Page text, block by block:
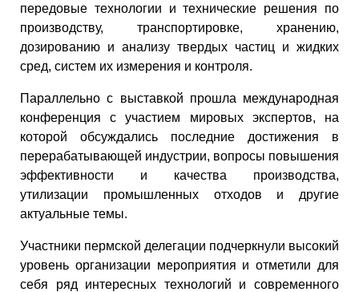
передовые технологии и технические решения по
производству, транспортировке, хранению,
дозированию и анализу твердых частиц и жидких
сред, систем их измерения и контроля.
Параллельно с выставкой прошла международная
конференция с участием мировых экспертов, на
которой обсуждались последние достижения в
перерабатывающей индустрии, вопросы повышения
эффективности и качества производства,
утилизации промышленных отходов и другие
актуальные темы.
Участники пермской делегации подчеркнули высокий
уровень организации мероприятия и отметили для
себя ряд интересных технологий и современного